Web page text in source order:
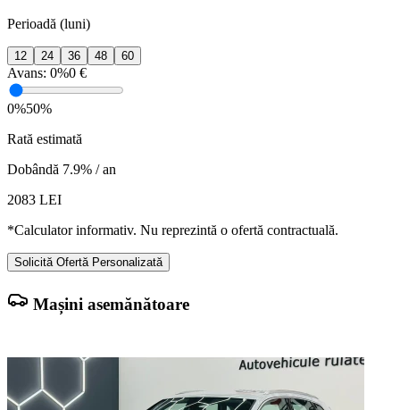
Perioadă (luni)
12 24 36 48 60
Avans: 0%0 €
0%50%
Rată estimată
Dobândă 7.9% / an
2083 LEI
*Calculator informativ. Nu reprezintă o ofertă contractuală.
Solicită Ofertă Personalizată
Mașini asemănătoare